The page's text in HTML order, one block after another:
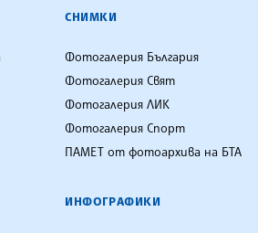
СНИМКИ
Фотогалерия България
Фотогалерия Свят
Фотогалерия ЛИК
Фотогалерия Спорт
ПАМЕТ от фотоархива на БТА
ИНФОГРАФИКИ